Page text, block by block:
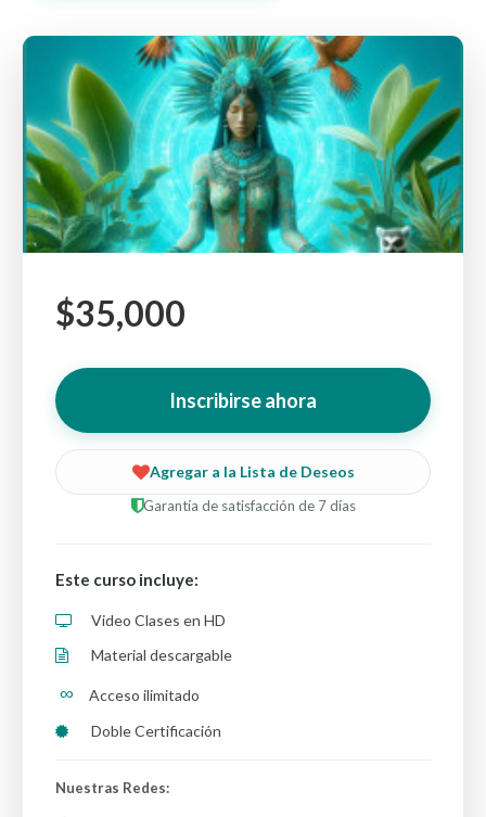
$35,000
Inscribirse ahora
Agregar a la Lista de Deseos
Garantía de satisfacción de 7 días
Este curso incluye:
Video Clases en HD
Material descargable
∞
Acceso ilimitado
Doble Certificación
Nuestras Redes: